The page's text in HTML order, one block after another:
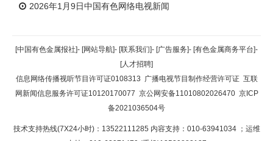
2026年1月9日中国有色网络电视新闻
[中国有色金属报社]- [网站导航]- [联系我们]- [广告服务]- [有色金属商务平台]-
[人才招聘]
信息网络传播视听节目许可证0108313 广播电视节目制作经营许可证 互联
网新闻信息服务许可证10120170077 京公网安备11010802026470 京ICP
备2021036504号
技术支持热线(7X24小时)：13522111285 内容支持：010-63941034 ；运维